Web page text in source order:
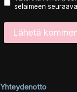
selaimeen
Yhteydenotto